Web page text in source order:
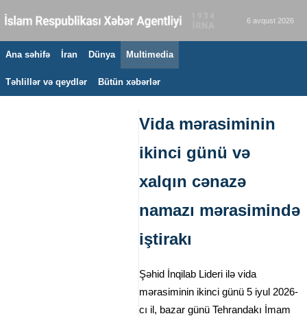
6 avqust 2026
Ana səhifə İran Dünya Multimedia
Təhlillər və qeydlər Bütün xəbərlər
Vida mərasiminin
ikinci günü və
xalqın cənazə
namazı mərasimində
iştirakı
Şəhid İnqilab Lideri ilə vida
mərasiminin ikinci günü 5 iyul 2026-
cı il, bazar günü Tehrandakı İmam